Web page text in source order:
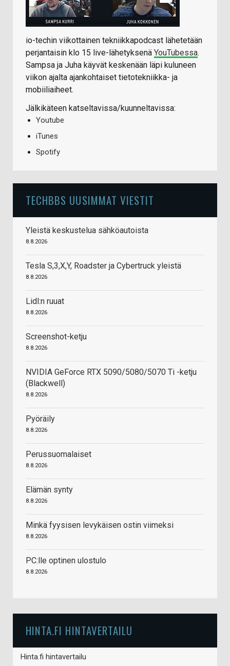
io-techin viikottainen tekniikkapodcast lähetetään
perjantaisin klo 15 live-lähetyksenä YouTubessa.
Sampsa ja Juha käyvät keskenään läpi kuluneen
viikon ajalta ajankohtaiset tietotekniikka- ja
mobiiliaiheet.
Jälkikäteen katseltavissa/kuunneltavissa:
Youtube
iTunes
Spotify
TECHBBS UUSIMMAT VIESTIT
Yleistä keskustelua sähköautoista
8.8.2026
Tesla S,3,X,Y, Roadster ja Cybertruck yleistä
8.8.2026
Lidl:n ruuat
8.8.2026
Screenshot-ketju
8.8.2026
NVIDIA GeForce RTX 5090/5080/5070 Ti -ketju
(Blackwell)
8.8.2026
Pyöräily
8.8.2026
Perussuomalaiset
8.8.2026
Elämän synty
8.8.2026
Minkä fyysisen levykäisen ostin viimeksi
8.8.2026
PC:lle optinen ulostulo
8.8.2026
HINTA.FI HINTAVERTAILU
Hinta.fi hintavertailu